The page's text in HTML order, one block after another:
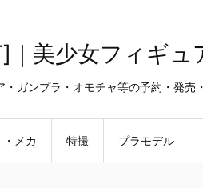
｜美少女フィギ
ガンプラ・オモチャ等の予約・発
・メカ 特撮 プラモデル